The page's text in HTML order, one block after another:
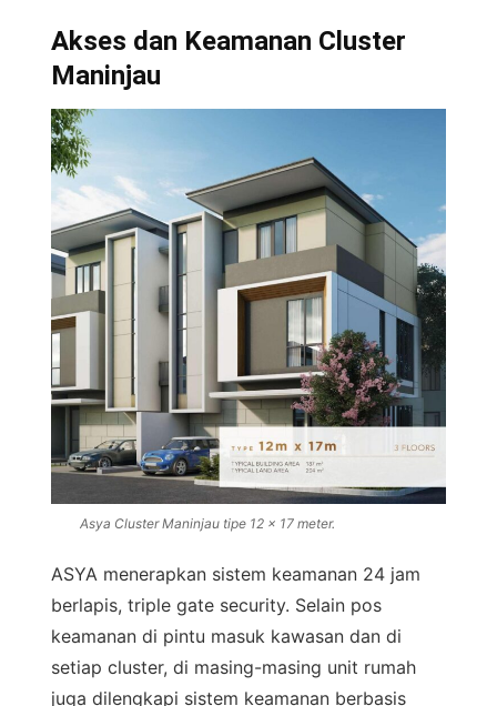
Akses dan Keamanan Cluster
Maninjau
Asya Cluster Maninjau tipe 12 x 17 meter.
ASYA menerapkan sistem keamanan 24 jam
berlapis, triple gate security. Selain pos
keamanan di pintu masuk kawasan dan di
setiap cluster, di masing-masing unit rumah
juga dilengkapi sistem keamanan berbasis